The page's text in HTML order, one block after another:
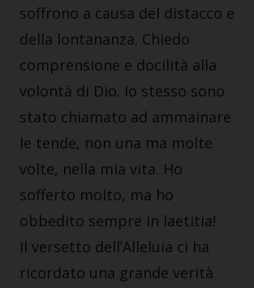
soffrono a causa del distacco e
della lontananza. Chiedo
comprensione e docilità alla
volontà di Dio. Io stesso sono
stato chiamato ad ammainare
le tende, non una ma molte
volte, nella mia vita. Ho
sofferto molto, ma ho
obbedito sempre in laetitia!
Il versetto dell’Alleluia ci ha
ricordato una grande verità